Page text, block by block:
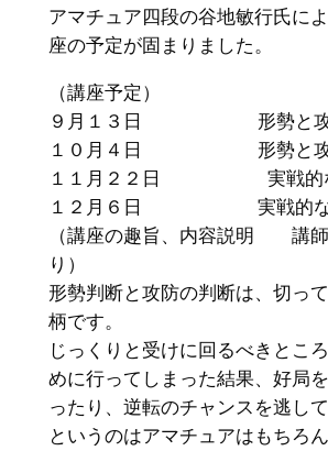
アマチュア四段の谷地敏行氏に
座の予定が固まりました。
（講座予定）
９月１３日 形勢と攻防
１０月４日 形勢と攻防
１１月２２日 実戦的な
１２月６日 実戦的な受
（講座の趣旨、内容説明 講師
り）
形勢判断と攻防の判断は、切っ
柄です。
じっくりと受けに回るべきとこ
めに行ってしまった結果、好局
ったり、逆転のチャンスを逃して
というのはアマチュアはもちろ